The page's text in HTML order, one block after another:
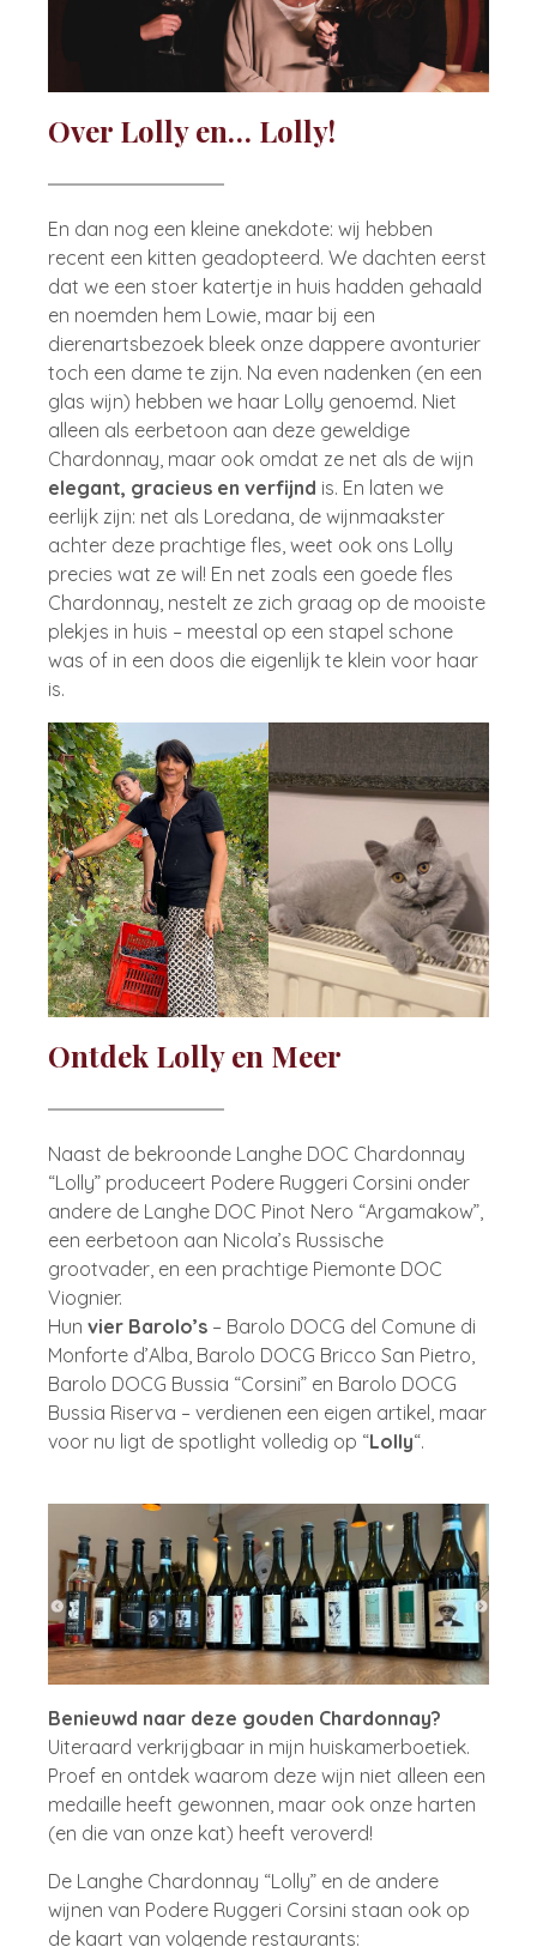
Over Lolly en… Lolly!
En dan nog een kleine anekdote: wij hebben
recent een kitten geadopteerd. We dachten eerst
dat we een stoer katertje in huis hadden gehaald
en noemden hem Lowie, maar bij een
dierenartsbezoek bleek onze dappere avonturier
toch een dame te zijn. Na even nadenken (en een
glas wijn) hebben we haar Lolly genoemd. Niet
alleen als eerbetoon aan deze geweldige
Chardonnay, maar ook omdat ze net als de wijn
elegant, gracieus en verfijnd is. En laten we
eerlijk zijn: net als Loredana, de wijnmaakster
achter deze prachtige fles, weet ook ons Lolly
precies wat ze wil! En net zoals een goede fles
Chardonnay, nestelt ze zich graag op de mooiste
plekjes in huis – meestal op een stapel schone
was of in een doos die eigenlijk te klein voor haar
is.
Ontdek Lolly en Meer
Naast de bekroonde Langhe DOC Chardonnay
“Lolly” produceert Podere Ruggeri Corsini onder
andere de Langhe DOC Pinot Nero “Argamakow”,
een eerbetoon aan Nicola’s Russische
grootvader, en een prachtige Piemonte DOC
Viognier.
Hun vier Barolo’s – Barolo DOCG del Comune di
Monforte d’Alba, Barolo DOCG Bricco San Pietro,
Barolo DOCG Bussia “Corsini” en Barolo DOCG
Bussia Riserva – verdienen een eigen artikel, maar
voor nu ligt de spotlight volledig op “Lolly“.
Benieuwd naar deze gouden Chardonnay?
Uiteraard verkrijgbaar in mijn huiskamerboetiek.
Proef en ontdek waarom deze wijn niet alleen een
medaille heeft gewonnen, maar ook onze harten
(en die van onze kat) heeft veroverd!
De Langhe Chardonnay “Lolly” en de andere
wijnen van Podere Ruggeri Corsini staan ook op
de kaart van volgende restaurants: